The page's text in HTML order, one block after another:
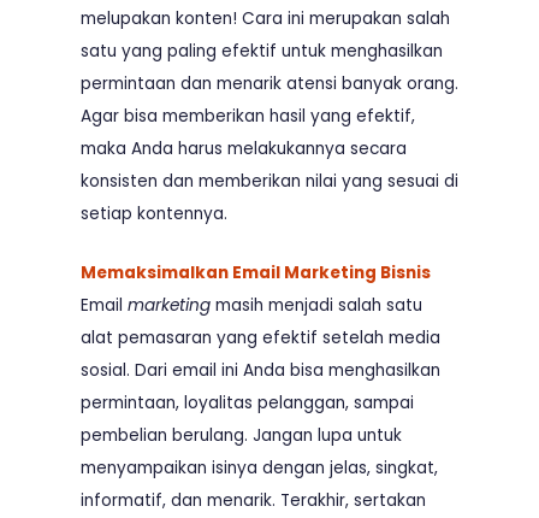
melupakan konten! Cara ini merupakan salah
satu yang paling efektif untuk menghasilkan
permintaan dan menarik atensi banyak orang.
Agar bisa memberikan hasil yang efektif,
maka Anda harus melakukannya secara
konsisten dan memberikan nilai yang sesuai di
setiap kontennya.
Memaksimalkan Email Marketing Bisnis
Email marketing masih menjadi salah satu
alat pemasaran yang efektif setelah media
sosial. Dari email ini Anda bisa menghasilkan
permintaan, loyalitas pelanggan, sampai
pembelian berulang. Jangan lupa untuk
menyampaikan isinya dengan jelas, singkat,
informatif, dan menarik. Terakhir, sertakan